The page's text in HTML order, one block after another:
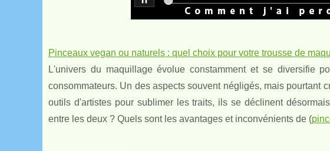
Pinceaux vegan ou naturels : quel choix pour votre trousse de
L'univers du maquillage évolue constamment et se diversifie
consommateurs. Un des aspects souvent négligés, mais pourtant
outils d'artistes pour sublimer les traits, ils se déclinent
entre les deux ? Quels sont les avantages et inconvénients de (